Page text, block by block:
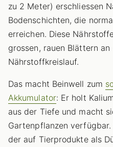
zu 2 Meter) erschliessen
Bodenschichten, die
erreichen. Diese
grossen, rauen Blättern
Nährstoffkreislauf.
Das macht Beinwell zum
Akkumulator: Er holt
aus der Tiefe und macht
Gartenpflanzen
der auf Tierprodukte als